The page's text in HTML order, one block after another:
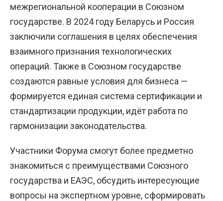
межрегиональной кооперации в Союзном
государстве. В 2024 году Беларусь и Россия
заключили соглашения в целях обеспечения
взаимного признания технологических
операций. Также в Союзном государстве
создаются равные условия для бизнеса —
формируется единая система сертификации и
стандартизации продукции, идёт работа по
гармонизации законодательства.
Участники Форума смогут более предметно
знакомиться с преимуществами Союзного
государства и ЕАЭС, обсудить интересующие
вопросы на экспертном уровне, сформировать